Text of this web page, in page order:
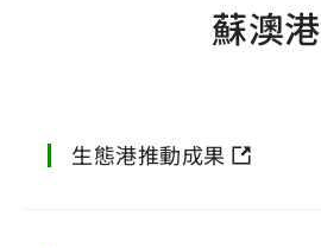
蘇澳港
生態港推動成果